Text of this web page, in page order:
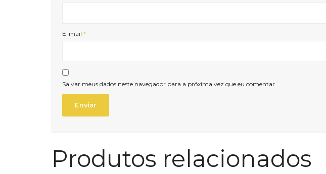
E-mail *
Salvar meus dados neste navegador para a próxima vez que eu comentar.
Produtos relacionados